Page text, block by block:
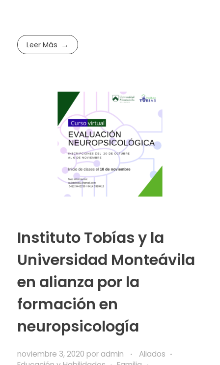
Leer Más
Instituto Tobías y la
Universidad Monteávila
en alianza por la
formación en
neuropsicología
noviembre 3, 2020 por admin
Aliados